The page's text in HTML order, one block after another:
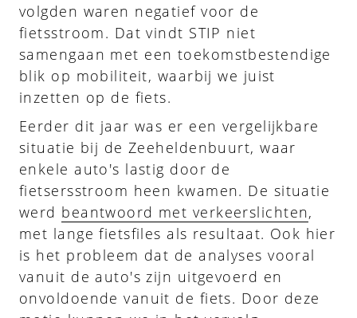
volgden waren negatief voor de
fietsstroom. Dat vindt STIP niet
samengaan met een toekomstbestendige
blik op mobiliteit, waarbij we juist
inzetten op de fiets.
Eerder dit jaar was er een vergelijkbare
situatie bij de Zeeheldenbuurt, waar
enkele auto's lastig door de
fietsersstroom heen kwamen. De situatie
werd beantwoord met verkeerslichten,
met lange fietsfiles als resultaat. Ook hier
is het probleem dat de analyses vooral
vanuit de auto's zijn uitgevoerd en
onvoldoende vanuit de fiets. Door deze